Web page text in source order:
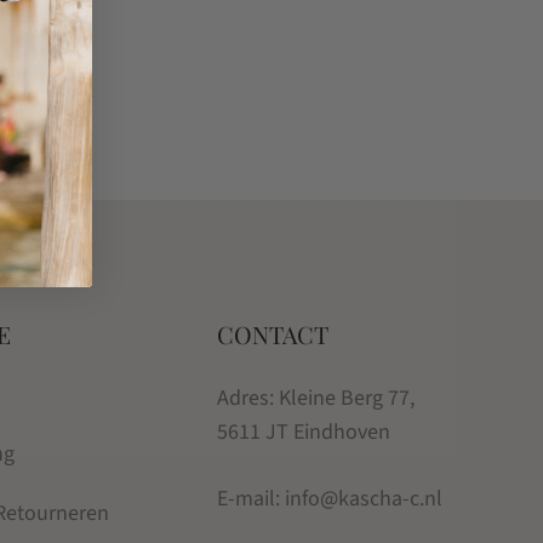
CONTACT
Adres: Kleine Berg 77,
5611 JT Eindhoven
E-mail: info@kascha-c.nl